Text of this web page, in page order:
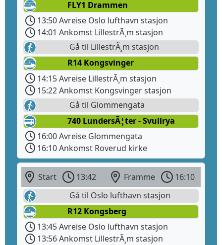
FLY1 Drammen
13:50 Avreise Oslo lufthavn stasjon
14:01 Ankomst LillestrÃ¸m stasjon
Gå til LillestrÃ¸m stasjon
R14 Kongsvinger
14:15 Avreise LillestrÃ¸m stasjon
15:22 Ankomst Kongsvinger stasjon
Gå til Glommengata
740 LundersÃ¦ter - Svullrya
16:00 Avreise Glommengata
16:10 Ankomst Roverud kirke
Start 13:42 Framme
16:10
Gå til Oslo lufthavn stasjon
R12 Kongsberg
13:45 Avreise Oslo lufthavn stasjon
13:56 Ankomst LillestrÃ¸m stasjon